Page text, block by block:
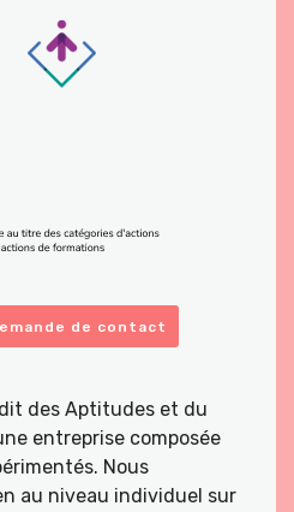
de contact
des Aptitudes et du
entreprise composée
Nous
au niveau individuel sur